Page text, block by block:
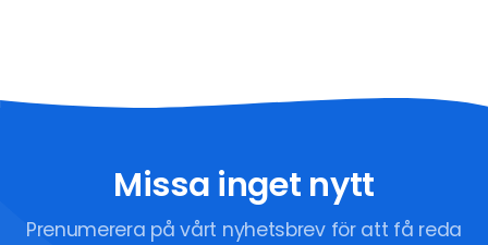
Missa inget nytt
Prenumerera på vårt nyhetsbrev för att få reda